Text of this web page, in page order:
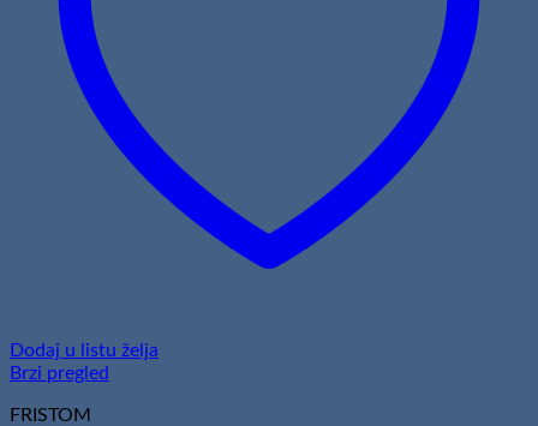
Dodaj u listu želja
Brzi pregled
FRISTOM